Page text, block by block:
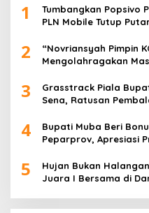
1
Tumbangkan Popsivo
PLN Mobile Tutup
2
“Novriansyah Pimpin
Mengolahragakan
3
Grasstrack Piala
Sena, Ratusan
4
Bupati Muba Beri
Peparprov, Apresiasi
5
Hujan Bukan
Juara I Bersama di